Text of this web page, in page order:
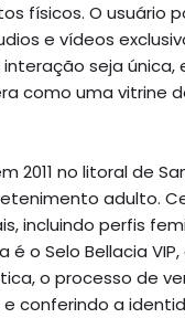
físicos. O usuário
e vídeos
seja
como uma vitrine
2011 no litoral de
adulto.
incluindo perfis
é o Selo Bellacia
o processo de
conferindo a